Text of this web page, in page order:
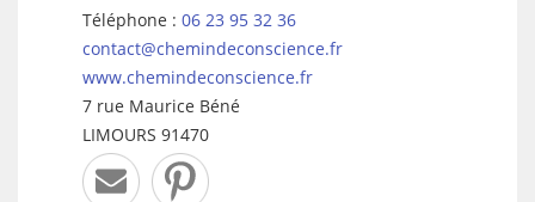
Téléphone : 06 23 95 32 36
contact@chemindeconscience.fr
www.chemindeconscience.fr
7 rue Maurice Béné
LIMOURS 91470